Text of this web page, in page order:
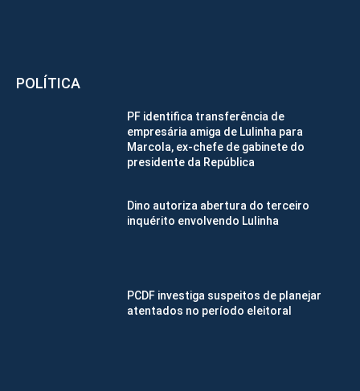
POLÍTICA
PF identifica transferência de
empresária amiga de Lulinha para
Marcola, ex-chefe de gabinete do
presidente da República
Dino autoriza abertura do terceiro
inquérito envolvendo Lulinha
PCDF investiga suspeitos de planejar
atentados no período eleitoral